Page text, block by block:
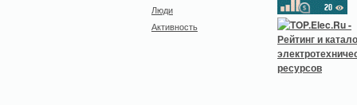
Люди
Активность